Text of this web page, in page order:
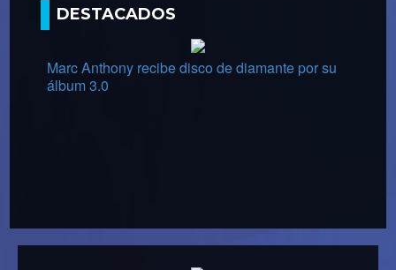
DESTACADOS
Marc Anthony recibe disco de diamante por su
álbum 3.0